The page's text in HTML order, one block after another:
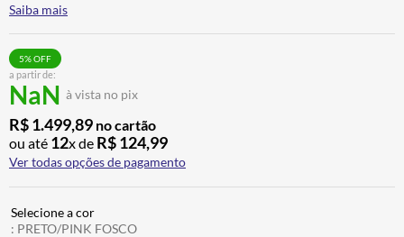
Saiba mais
a partir de:
NaN à vista no pix
5% OFF
R$1.499,89 no cartão
ou até 12x de R$124,99
Ver todas opções de pagamento
: PRETO/PINK FOSCO
8º AIROH
9º
10º